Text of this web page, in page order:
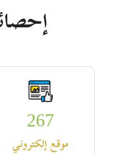
267
موقع إلكتروني